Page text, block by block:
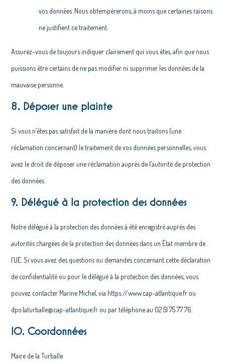
vos données. Nous obtempérerons, à moins que certaines raisons
ne justifient ce traitement.
Assurez-vous de toujours indiquer clairement qui vous êtes, afin que nous
puissions être certains de ne pas modifier ni supprimer les données de la
mauvaise personne.
8. Déposer une plainte
Si vous n’êtes pas satisfait de la manière dont nous traitons (une
réclamation concernant) le traitement de vos données personnelles, vous
avez le droit de déposer une réclamation auprès de l’autorité de protection
des données.
9. Délégué à la protection des données
Notre délégué à la protection des données à été enregistré auprès des
autorités chargées de la protection des données dans un État membre de
l’UE. Si vous avez des questions ou demandes concernant cette déclaration
de confidentialité ou pour le délégué à la protection des données, vous
pouvez contacter Marine Michel, via https://www.cap-atlantique.fr ou
dpo.laturballe@cap-atlantique.fr ou par téléphone au 02 51 75 77 76.
10. Coordonnées
Maire de la Turballe